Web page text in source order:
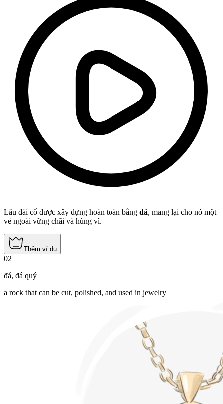
Lâu đài cổ được xây dựng hoàn toàn bằng đá, mang lại cho nó một
vẻ ngoài vững chãi và hùng vĩ.
Thêm ví dụ
02
đá, đá quý
a rock that can be cut, polished, and used in jewelry